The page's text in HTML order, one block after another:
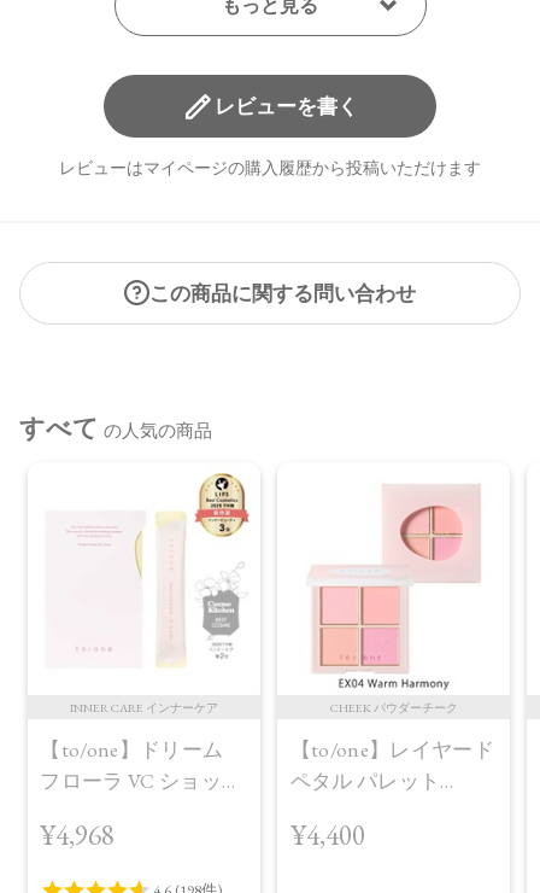
レビューを書く
レビューはマイページの購入履歴から投稿いただけます
この商品に関する問い合わせ
すべて の人気の商品
INNER CARE インナーケア
【to/one】ドリーム
フローラ VC ショット
¥4,968
CHEEK パウダーチーク
【to/one】レイヤード
ペタル パレット
AW Collection＞EX04
¥4,400